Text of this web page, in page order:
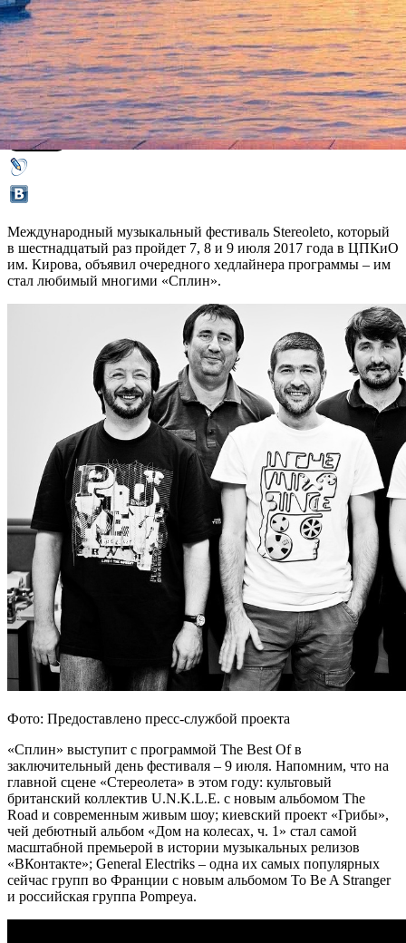
Stereoleto 2017 объявило
программу
27 апреля 2017,20:09 Версия для печати
Международный музыкальный фестиваль Stereoleto, который
в шестнадцатый раз пройдет 7, 8 и 9 июля 2017 года в ЦПКиО
им. Кирова, объявил очередного хедлайнера программы – им
стал любимый многими «Сплин».
Фото: Предоставлено пресс-службой проекта
«Сплин» выступит с программой The Best Of в
заключительный день фестиваля – 9 июля. Напомним, что на
главной сцене «Стереолета» в этом году: культовый
британский коллектив U.N.K.L.E. с новым альбомом The
Road и современным живым шоу; киевский проект «Грибы»,
чей дебютный альбом «Дом на колесах, ч. 1» стал самой
масштабной премьерой в истории музыкальных релизов
«ВКонтакте»; General Electriks – одна их самых популярных
сейчас групп во Франции с новым альбомом To Be A Stranger
и российская группа Pompeya.